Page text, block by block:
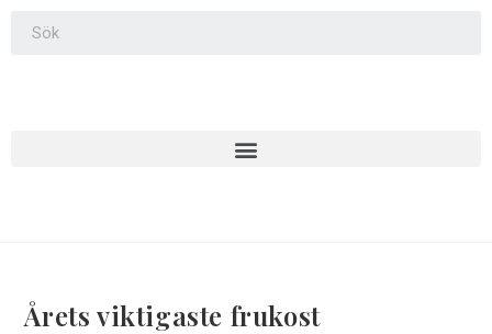
Årets viktigaste frukost